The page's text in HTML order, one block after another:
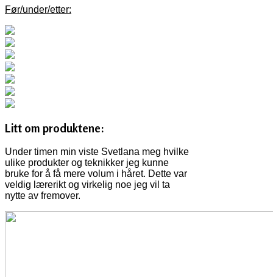
Før/under/etter:
Litt om produktene:
Under timen min viste Svetlana meg hvilke
ulike produkter og teknikker jeg kunne
bruke for å få mere volum i håret. Dette var
veldig lærerikt og virkelig noe jeg vil ta
nytte av fremover.